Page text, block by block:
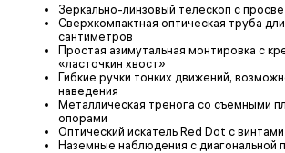
Зеркально-линзовый телескоп с
Сверхкомпактная оптическая труба
сантиметров
Простая азимутальная монтировка с
«ласточкин хвост»
Гибкие ручки тонких движений,
наведения
Металлическая тренога со съемными
опорами
Оптический искатель Red Dot с
Наземные наблюдения с диагональной